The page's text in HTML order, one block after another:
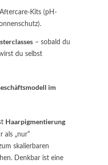
Kits (pH-
– sobald du
du selbst
im
Haarpigmentierung
als „nur“
skalierbaren
Denkbar ist eine